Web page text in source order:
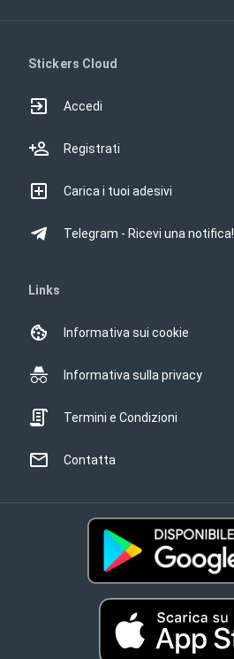
Stickers Cloud
Accedi
Registrati
Carica i tuoi adesivi
Telegram - Ricevi una notifica!
Links
Informativa sui cookie
Informativa sulla privacy
Termini e Condizioni
Contatta